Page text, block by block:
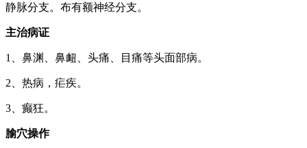
静脉分支。布有额神经分支。
主治病证
1、鼻渊、鼻衄、头痛、目痛等头面部病。
2、热病，疟疾。
3、癫狂。
腧穴操作